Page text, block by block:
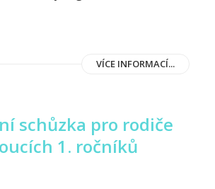
VÍCE INFORMACÍ...
schůzka pro rodiče
1. ročníků